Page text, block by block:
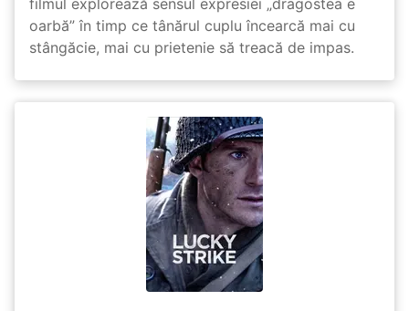
oarbă” în timp ce tânărul cuplu încearcă mai cu
stângăcie, mai cu prietenie să treacă de impas.